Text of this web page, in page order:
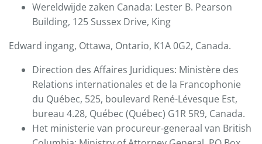
Wereldwijde zaken Canada: Lester B. Pearson
Building, 125 Sussex Drive, King
Edward ingang, Ottawa, Ontario, K1A 0G2, Canada.
Direction des Affaires Juridiques: Ministère des
Relations internationales et de la Francophonie
du Québec, 525, boulevard René-Lévesque Est,
bureau 4.28, Québec (Québec) G1R 5R9, Canada.
Het ministerie van procureur-generaal van British